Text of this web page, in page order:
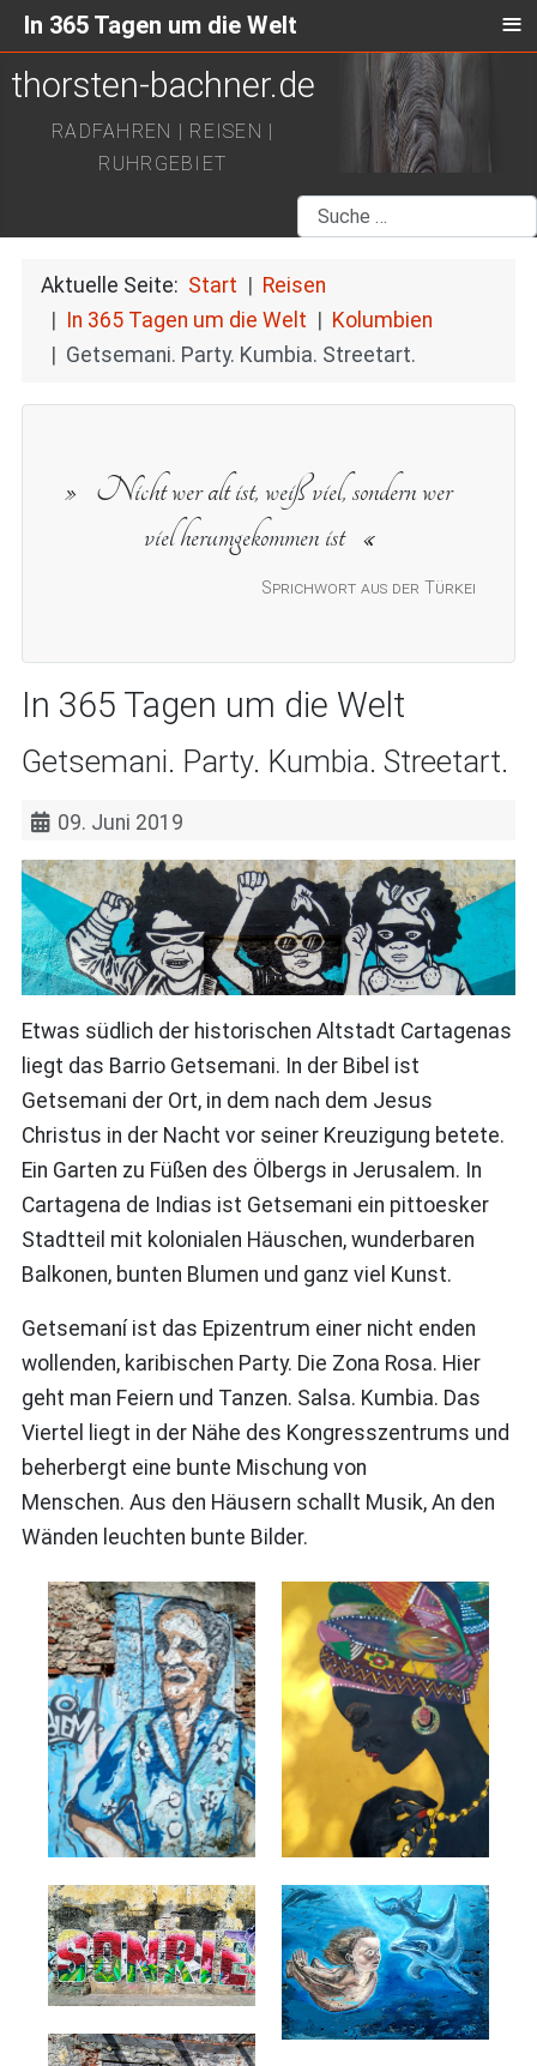
thorsten-bachner.de
RADFAHREN | REISEN |
RUHRGEBIET
Suchen
Aktuelle Seite: Start
Reisen
In 365 Tagen um die Welt
Kolumbien
Getsemani. Party. Kumbia. Streetart.
Sprichwort aus der Türkei
Nicht wer alt ist, weiß viel, sondern wer
viel herumgekommen ist
In 365 Tagen um die Welt
Getsemani. Party. Kumbia. Streetart.
09. Juni 2019
Etwas südlich der historischen Altstadt Cartagenas
liegt das Barrio Getsemani. In der Bibel ist
Getsemani der Ort, in dem nach dem Jesus
Christus in der Nacht vor seiner Kreuzigung betete.
Ein Garten zu Füßen des Ölbergs in Jerusalem. In
Cartagena de Indias ist Getsemani ein pittoesker
Stadtteil mit kolonialen Häuschen, wunderbaren
Balkonen, bunten Blumen und ganz viel Kunst.
Getsemaní ist das Epizentrum einer nicht enden
wollenden, karibischen Party. Die Zona Rosa. Hier
geht man Feiern und Tanzen. Salsa. Kumbia. Das
Viertel liegt in der Nähe des Kongresszentrums und
beherbergt eine bunte Mischung von
Menschen. Aus den Häusern schallt Musik, An den
Wänden leuchten bunte Bilder.
In 365 Tagen um die Welt ≡